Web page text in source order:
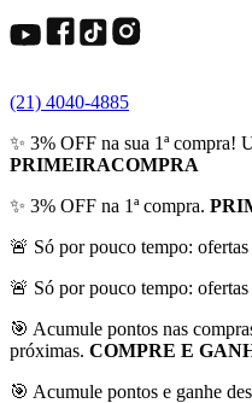
(21) 4040-4885
✨ 3% OFF na sua 1ª compra!
PRIMEIRACOMPRA
✨ 3% OFF na 1ª compra.
🚨 Só por pouco tempo: ofertas
🚨 Só por pouco tempo: ofertas
🎯 Acumule pontos nas
próximas. COMPRE E
🎯 Acumule pontos e ganhe